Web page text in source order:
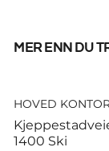
mer enn du
HOVED
1400 Ski